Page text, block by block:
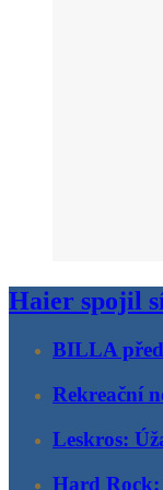
Haier spojil
BILLA
Rekreační
Leskros:
Hard Rock: